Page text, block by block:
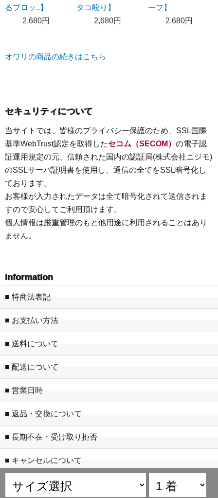
るブロッ..】
2,680円
タコ殴り】
2,680円
ーフ】
2,680円
オワリの商品の続きはこちら
セキュリティについて
当サイトでは、皆様のプライバシー保護のため、SSL国際
基準WebTrust認定を取得したセコム（SECOM） の電子認
証運用規定の元、信頼された国内の認証局(株式会社ニジモ)
のSSLサーバ証明書を使用し、通信の全てをSSL暗号化し
ております。
お客様が入力されたデータは全て暗号化されて送信されま
すので安心してご利用頂けます。
個人情報は厳重管理のもと他用途に利用されることはあり
ません。
information
■ 特商法表記
■ お支払い方法
■ 送料について
■ 配送について
■ 営業日時
■ 返品・交換について
■ 長期不在・受け取り拒否
■ キャンセルについて